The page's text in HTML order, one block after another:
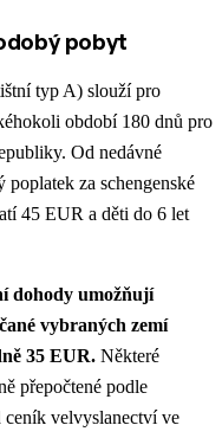
pobyt
typ A) slouží pro
období 180 dnů pro
Od nedávné
za schengenské
45 EUR a děti do 6 let
dohody umožňují
vybraných zemí
35 EUR. Některé
přepočtené podle
velvyslanectví ve